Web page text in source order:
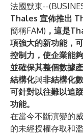
法國默東--(
Thales 宣佈推出
簡稱FAM) ，這是
項強大的新功能，
控制力，使企業能
並確保其整個數據
結構化與非結構化
可針對以往難以追
功能。
在當今不斷演變的
的未經授權存取和